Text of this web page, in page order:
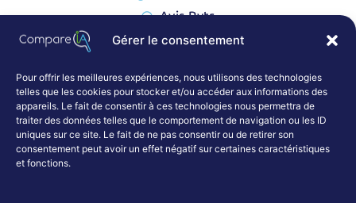
Gérer le consentement
Pour offrir les meilleures expériences, nous utilisons des technologies
telles que les cookies pour stocker et/ou accéder aux informations des
appareils. Le fait de consentir à ces technologies nous permettra de
traiter des données telles que le comportement de navigation ou les ID
uniques sur ce site. Le fait de ne pas consentir ou de retirer son
consentement peut avoir un effet négatif sur certaines caractéristiques
et fonctions.
Avis Rytr
articles de blog